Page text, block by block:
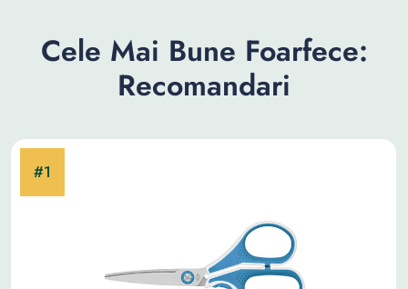
Cele Mai Bune Foarfece:
Recomandari